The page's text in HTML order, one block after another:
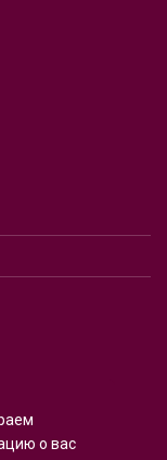
о вас